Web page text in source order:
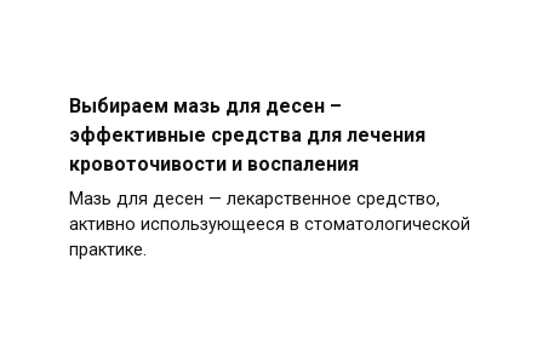
Выбираем мазь для десен –
эффективные средства для лечения
кровоточивости и воспаления
Мазь для десен — лекарственное средство,
активно использующееся в стоматологической
практике.